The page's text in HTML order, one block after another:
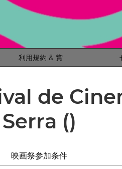
利用規約 & 賞
de
Serra ()
映画祭参加条件